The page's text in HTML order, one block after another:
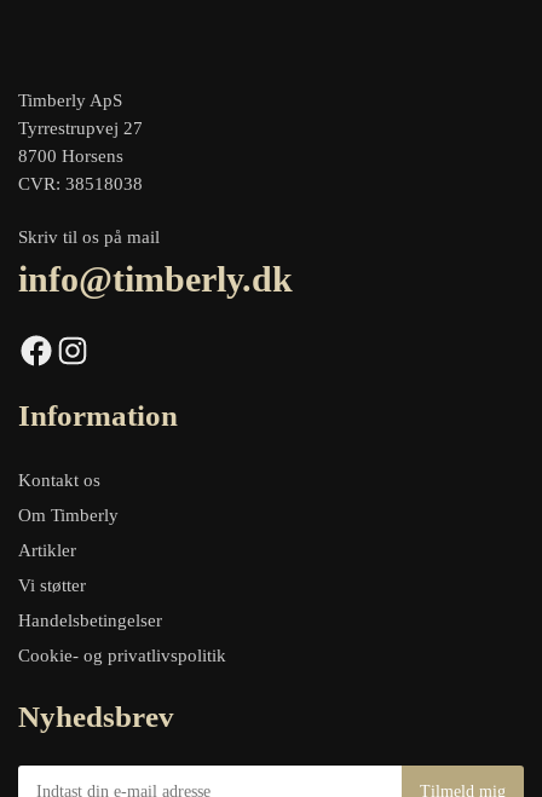
Timberly ApS
Tyrrestrupvej 27
8700 Horsens
CVR: 38518038
Skriv til os på mail
info@timberly.dk
Facebook Instagram
Information
Kontakt os
Om Timberly
Artikler
Vi støtter
Handelsbetingelser
Cookie- og privatlivspolitik
Nyhedsbrev